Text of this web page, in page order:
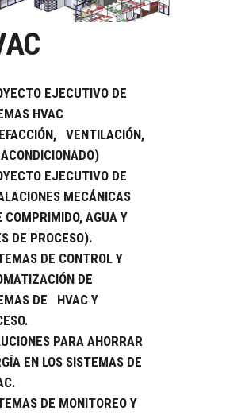
EJECUTIVO DE
HVAC
VENTILACIÓN,
EJECUTIVO DE
MECÁNICAS
COMPRIMIDO, AGUA Y
DE PROCESO).
DE CONTROL Y
DE
DE HVAC Y
PARA AHORRAR
EN LOS SISTEMAS DE
DE MONITOREO Y